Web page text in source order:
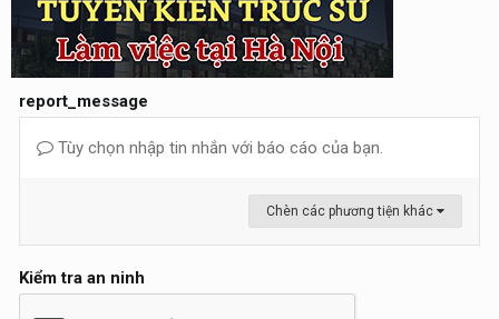
report_message
Tùy chọn nhập tin nhắn với báo cáo của bạn.
Chèn các phương tiện khác
Kiểm tra an ninh